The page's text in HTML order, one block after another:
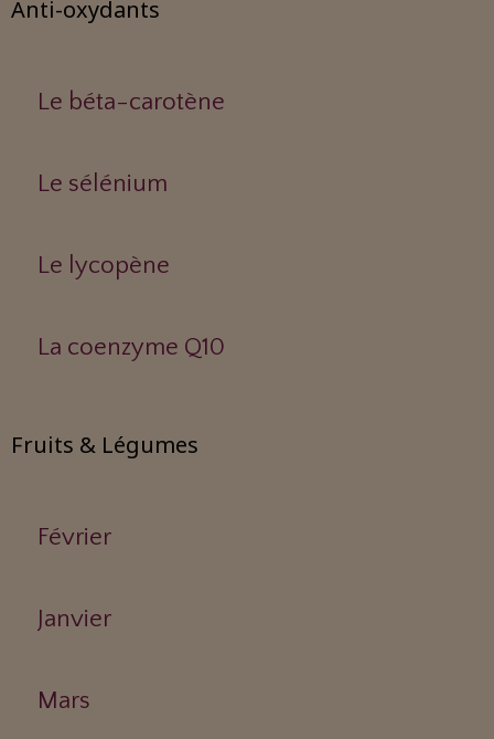
Anti-oxydants
Le béta-carotène
Le sélénium
Le lycopène
La coenzyme Q10
Fruits & Légumes
Février
Janvier
Mars